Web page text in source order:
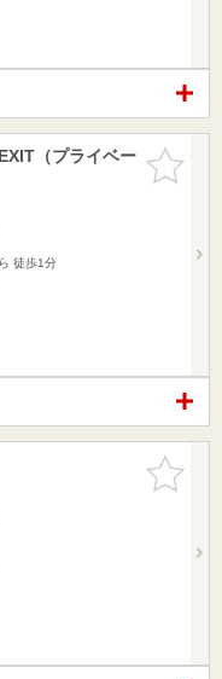
お気に入
りに追加
（プライベー
徒歩1分
お気に入
りに追加